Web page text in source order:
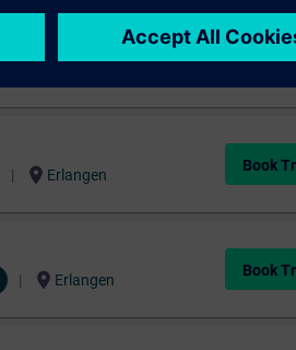
Book
location_on Erlangen
Book
location_on Erlangen
Book